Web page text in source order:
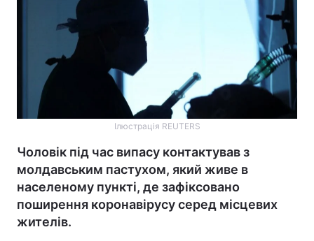
Ілюстрація REUTERS
Чоловік під час випасу контактував з
молдавським пастухом, який живе в
населеному пункті, де зафіксовано
поширення коронавірусу серед місцевих
жителів.